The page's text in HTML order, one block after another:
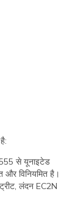
से यूनाइटेड
और विनियमित है।
लंदन EC2N